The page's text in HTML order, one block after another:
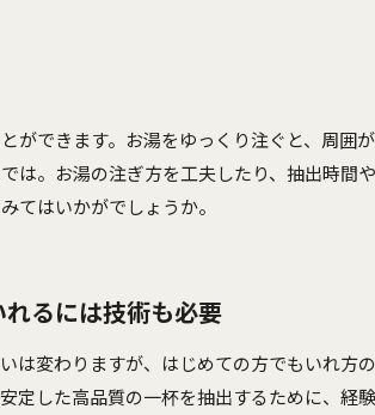
ができます。お湯をゆっくり注ぐと、周囲
は。お湯の注ぎ方を工夫したり、抽出時間
てはいかがでしょうか。
るには技術も必要
は変わりますが、はじめての方でもいれ方
定した高品質の一杯を抽出するために、経